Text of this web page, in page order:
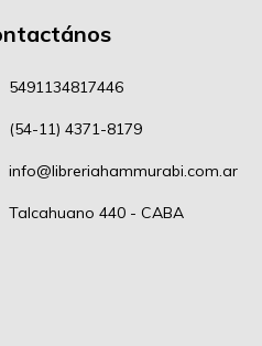
5491134817446
(54-11) 4371-8179
info@libreriahammurabi.com.ar
Talcahuano 440 - CABA